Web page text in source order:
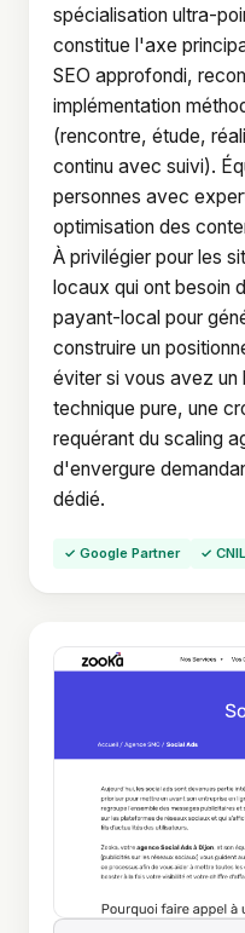
spécialisation ultra-
constitue l'axe
SEO approfondi,
implémentation
(rencontre, étude,
continu avec suivi).
personnes avec
optimisation des
À privilégier pour les
locaux qui ont besoin
payant-local pour
construire un
éviter si vous avez un
technique pure, une
requérant du scaling
d'envergure
dédié.
✓ Google Partner ✓ CNIL